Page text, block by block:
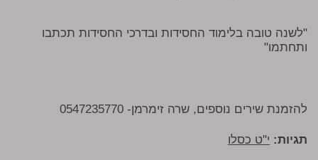
"לשנה טובה בלימוד החסידות ובדרכי החסידות תכתבו
ותחתמו"
להזמנת שירים נוספים, שרה זימרמן- 0547235770
תגיות: י"ט כסלו